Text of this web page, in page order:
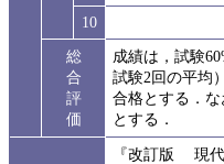
10
総
合
評
価
成績は，試験
試験2回の平均
合格とする．
とする．
『改訂版 現代